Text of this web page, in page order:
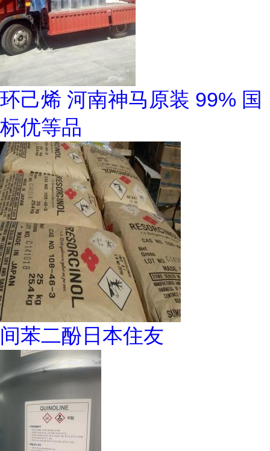
环己烯 河南神马原装 99% 国
标优等品
间苯二酚日本住友